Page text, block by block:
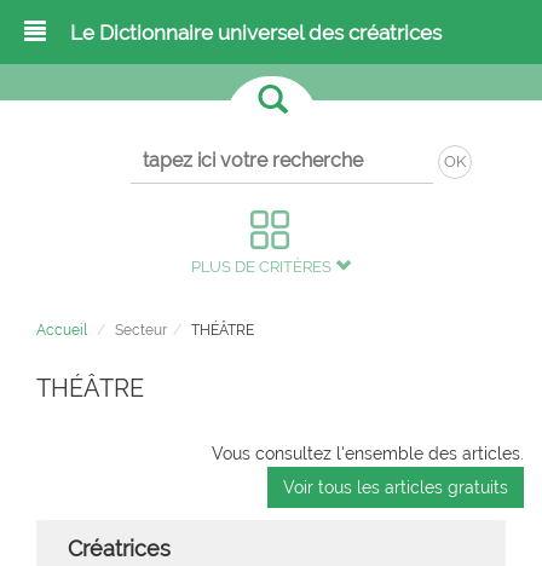
Le Dictionnaire universel des créatrices
OK
PLUS DE CRITÈRES
Accueil Secteur THÉÂTRE
THÉÂTRE
Vous consultez l'ensemble des articles.
Voir tous les articles gratuits
Créatrices